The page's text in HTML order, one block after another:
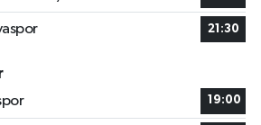
21:30
19:00